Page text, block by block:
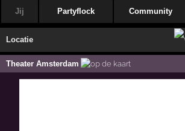
Jij Partyflock Community
Locatie
Theater Amsterdam